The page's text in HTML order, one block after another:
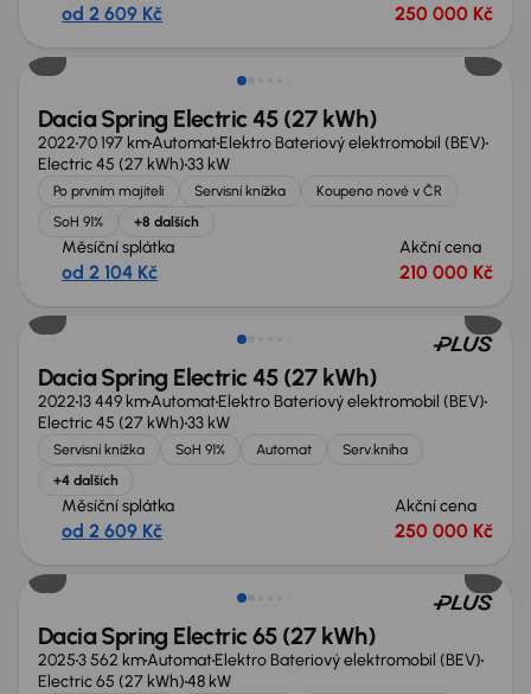
od 2 609 Kč 250 000 Kč
Zlevněno o 10 000 Kč
Dacia Spring Electric 45 (27 kWh)
202270 197 kmAutomatElektro Bateriový elektromobil (BEV)
Electric 45 (27 kWh)33 kW
Po prvním majiteli Servisní knížka
Koupeno nové v ČR
SoH 91%
+8 dalších
Měsíční splátka
od 2 104 Kč
Akční cena
210 000 Kč
Zlevněno o 10 000 Kč
Dacia Spring Electric 45 (27 kWh)
202213 449 kmAutomatElektro Bateriový elektromobil (BEV)
Electric 45 (27 kWh)33 kW
Servisní knížka SoH 91% Automat
Serv.kniha
+4 dalších
Měsíční splátka
od 2 609 Kč
Akční cena
250 000 Kč
Ušetříte 130 400 Kč
Dacia Spring Electric 65 (27 kWh)
20253 562 kmAutomatElektro Bateriový elektromobil (BEV)
Electric 65 (27 kWh)48 kW